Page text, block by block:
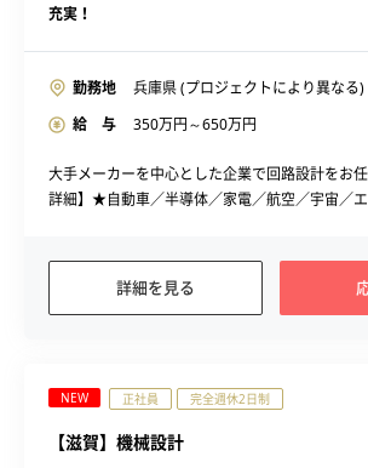
充実！
勤務地
兵庫県 (プロジェクトにより異なる)
給 与
350万円～650万円
大手メーカーを中心とした企業で回路設計をお
詳細】★自動車／半導体／家電／航空／宇宙／
詳細を見る
NEW 正社員 完全週休2日制
【滋賀】機械設計